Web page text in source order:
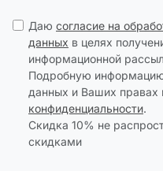
Даю согласие на
данных в целях
информационной
Подробную
данных и Ваших правах
конфиденциальности.
Скидка 10% не
скидками